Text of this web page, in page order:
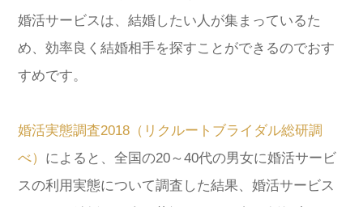
婚活サービスは、結婚したい人が集まっているた
め、効率良く結婚相手を探すことができるのでおす
すめです。
婚活実態調査2018（リクルートブライダル総研調
べ） によると、全国の20～40代の男女に婚活サービ
スの利用実態について調査した結果、婚活サービス